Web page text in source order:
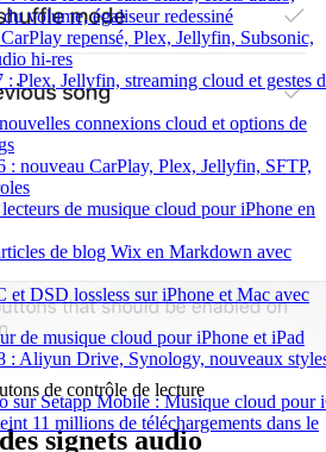
volume, égaliseur redessiné
repensé, Plex, Jellyfin, Subsonic,
hi-res
: Plex, Jellyfin, streaming cloud et gestes
connexions cloud et options de
: nouveau CarPlay, Plex, Jellyfin, SFTP,
de musique cloud pour iPhone en
de blog Wix en Markdown avec
DSD lossless sur iPhone et Mac avec
de musique cloud pour iPhone et iPad
: Aliyun Drive, Synology, nouveaux
sur Setapp Mobile : Musique cloud pour
11 millions de téléchargements dans le
de contrôle de lecture
signets audio